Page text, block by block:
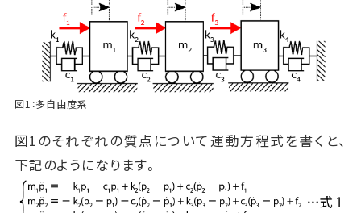
図1：多自由度系
図1のそれぞれの質点について運動方程式を書くと、
下記のようになります。